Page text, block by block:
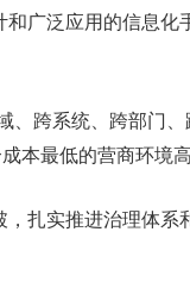
广泛应用的信息化
跨系统、跨部门、
本最低的营商环境高
扎实推进治理体系